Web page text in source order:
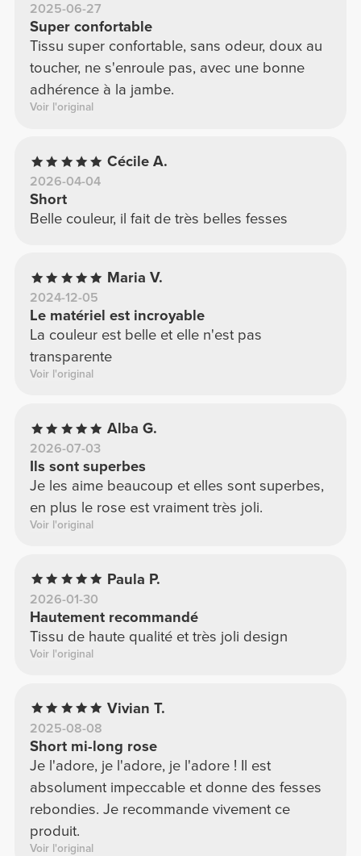
2025-06-27
Super confortable
Tissu super confortable, sans odeur, doux au
toucher, ne s'enroule pas, avec une bonne
adhérence à la jambe.
Voir l'original
Cécile A.
2026-04-04
Short
Belle couleur, il fait de très belles fesses
Maria V.
2024-12-05
Le matériel est incroyable
La couleur est belle et elle n'est pas
transparente
Voir l'original
Alba G.
2026-07-03
Ils sont superbes
Je les aime beaucoup et elles sont superbes,
en plus le rose est vraiment très joli.
Voir l'original
Paula P.
2026-01-30
Hautement recommandé
Tissu de haute qualité et très joli design
Voir l'original
Vivian T.
2025-08-08
Short mi-long rose
Je l'adore, je l'adore, je l'adore ! Il est
absolument impeccable et donne des fesses
rebondies. Je recommande vivement ce
produit.
Voir l'original